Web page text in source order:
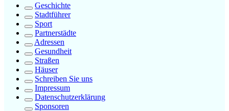
Geschichte
Stadtführer
Sport
Partnerstädte
Adressen
Gesundheit
Straßen
Häuser
Schreiben Sie uns
Impressum
Datenschutzerklärung
Sponsoren